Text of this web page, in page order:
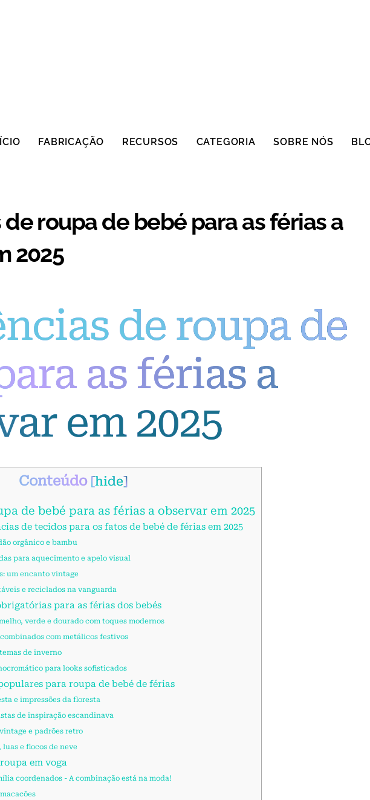
FABRICAÇÃO RECURSOS CATEGORIA SOBRE NÓS
roupa de bebé para as férias a
2025
de roupa de
as férias a
em 2025
Conteúdo [hide]
de bebé para as férias a observar em 2025
de tecidos para os fatos de bebé de férias em 2025
orgânico e bambu
para aquecimento e apelo visual
um encanto vintage
e reciclados na vanguarda
para as férias dos bebés
verde e dourado com toques modernos
com metálicos festivos
de inverno
para looks sofisticados
para roupa de bebé de férias
e impressões da floresta
de inspiração escandinava
e padrões retro
luas e flocos de neve
em voga
coordenados - A combinação está na moda!